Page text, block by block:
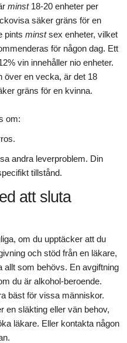
minst18-20 enheter per
säker gräns för en
pints minstsex enheter, vilket
för någon dag. Ett
vin innehåller nio enheter.
över en vecka, är det 18
gräns för en kvinna.
om:
andra leverproblem. Din
tillstånd.
att sluta
om du upptäcker att du
och stöd från en läkare,
som behövs. En avgiftning
du är alkohol-beroende.
bäst för vissa människor.
en släkting eller vän behov,
läkare. Eller kontakta någon